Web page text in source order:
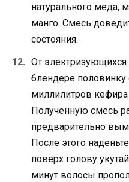
натурального меда,
манго. Смесь
состояния.
От
блендере половинку
миллилитров
Полученную смесь
предварительно
После этого
поверх голову
минут волосы